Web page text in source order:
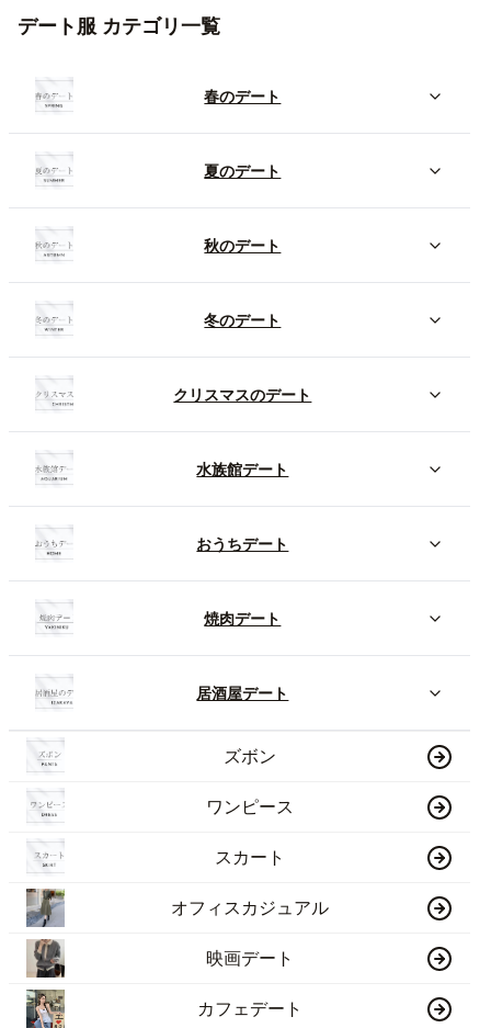
デート服 カテゴリ一覧
春のデート
夏のデート
秋のデート
冬のデート
クリスマスのデート
水族館デート
おうちデート
焼肉デート
居酒屋デート
ズボン
ワンピース
スカート
オフィスカジュアル
映画デート
カフェデート